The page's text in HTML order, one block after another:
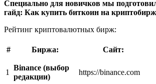
Специально для новичков мы
гайд: Как купить биткоин на
Рейтинг криптовалютных бирж:
# Биржа: Cайт:
1
Binance (выбор
редакции)
https://binance.com